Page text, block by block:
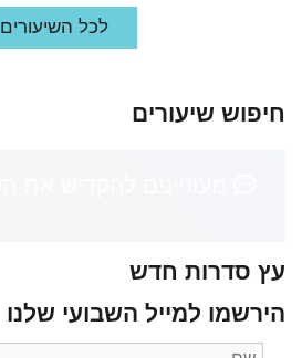
לכל השיעורים
חיפוש שיעורים
עץ סדרות חדש
הירשמו למייל השבועי שלנו